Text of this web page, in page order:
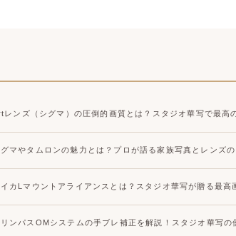
レンズ（シグマ）の圧倒的画質とは？スタジオ華写で最高
グマやタムロンの魅力とは？プロが語る家族写真とレンズの
イカLマウントアライアンスとは？スタジオ華写が贈る最高
リンパスOMシステムの手ブレ補正を解説！スタジオ華写の